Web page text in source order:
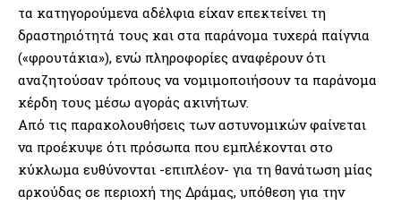
τα κατηγορούμενα αδέλφια είχαν επεκτείνει τη
δραστηριότητά τους και στα παράνομα τυχερά παίγνια
(«φρουτάκια»), ενώ πληροφορίες αναφέρουν ότι
αναζητούσαν τρόπους να νομιμοποιήσουν τα παράνομα
κέρδη τους μέσω αγοράς ακινήτων.
Από τις παρακολουθήσεις των αστυνομικών φαίνεται
να προέκυψε ότι πρόσωπα που εμπλέκονται στο
κύκλωμα ευθύνονται -επιπλέον- για τη θανάτωση μίας
αρκούδας σε περιοχή της Δράμας, υπόθεση για την